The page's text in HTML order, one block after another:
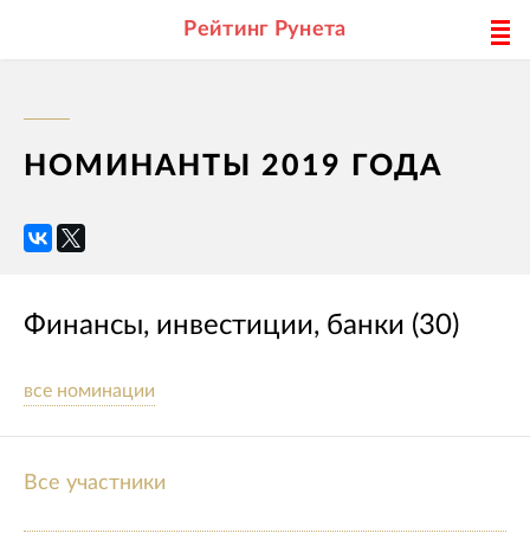
Рейтинг Рунета
НОМИНАНТЫ 2019 ГОДА
Финансы, инвестиции, банки (30)
все номинации
Все участники